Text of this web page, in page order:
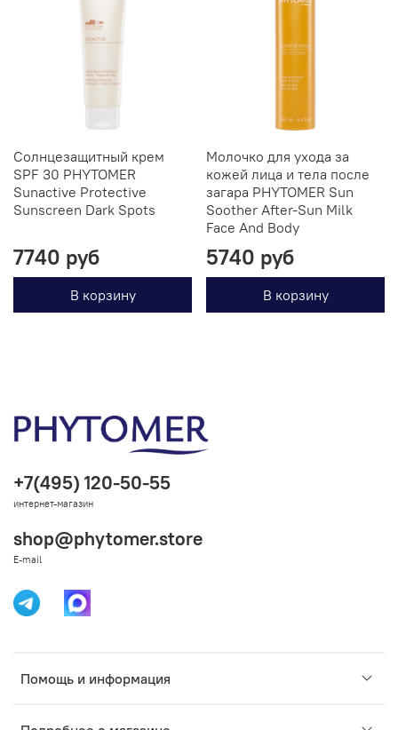
Солнцезащитный крем
SPF 30 PHYTOMER
Sunactive Protective
Sunscreen Dark Spots
7740 руб
В корзину
Молочко для ухода за
кожей лица и тела после
загара PHYTOMER Sun
Soother After-Sun Milk
Face And Body
5740 руб
В корзину
Помощь и информация
+7(495) 120-50-55
интернет-магазин
shop@phytomer.store
E-mail